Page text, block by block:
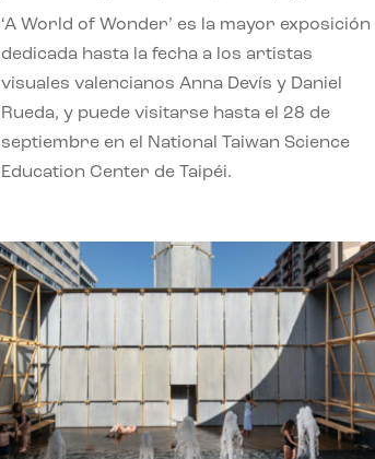
‘A World of Wonder’ es la mayor exposición
dedicada hasta la fecha a los artistas
visuales valencianos Anna Devís y Daniel
Rueda, y puede visitarse hasta el 28 de
septiembre en el National Taiwan Science
Education Center de Taipéi.